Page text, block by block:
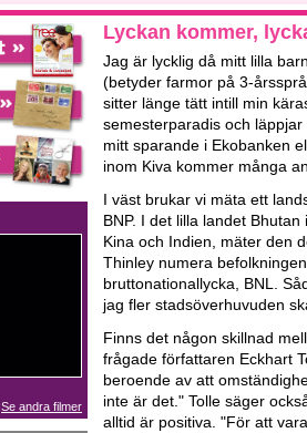
Se andra filmer
Lyckan kommer,
Jag är lycklig då mitt lilla
(betyder farmor på 3-
sitter länge tätt intill min
semesterparadis och
mitt sparande i Ekobanken
inom Kiva kommer många
I väst brukar vi mäta ett
BNP. I det lilla landet
Kina och Indien, mäter den
Thinley numera
bruttonationallycka, BNL.
jag fler stadsöverhuvuden
Finns det någon skillnad
frågade författaren Eckhart
beroende av att
inte är det." Tolle säger
alltid är positiva. "För att